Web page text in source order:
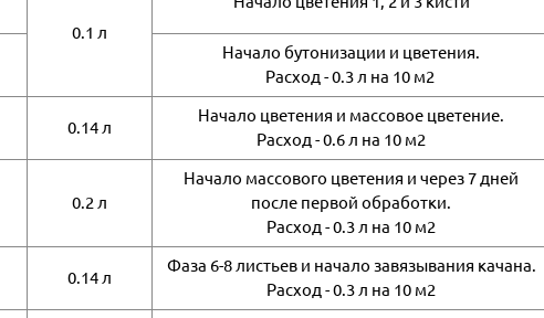
0.1 л
Начало бутонизации и цветения.
Расход - 0.3 л на 10 м2
0.14 л
Начало цветения и массовое цветение.
Расход - 0.6 л на 10 м2
0.2 л
Начало массового цветения и через 7 дней
после первой обработки.
Расход - 0.3 л на 10 м2
0.14 л
Фаза 6-8 листьев и начало завязывания качана.
Расход - 0.3 л на 10 м2